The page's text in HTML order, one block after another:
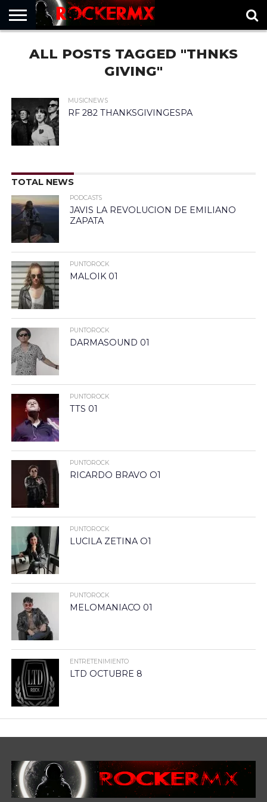
MUSICNEWS
FRAGMENTOS
ROCKERMX
BASEVARSOVIA
PUNTOROCK
ALL POSTS TAGGED "THNKS
GIVING"
MUSICNEWS
RF 282 THANKSGIVINGESPA
TOTAL NEWS
PODCASTS
JAVIS LA REVOLUCION DE EMILIANO
ZAPATA
PUNTOROCK
MALOIK 01
PUNTOROCK
DARMASOUND 01
PUNTOROCK
TTS 01
PUNTOROCK
RICARDO BRAVO O1
PUNTOROCK
LUCILA ZETINA O1
PUNTOROCK
MELOMANIACO 01
ENTRETENIMIENTO
LTD OCTUBRE 8